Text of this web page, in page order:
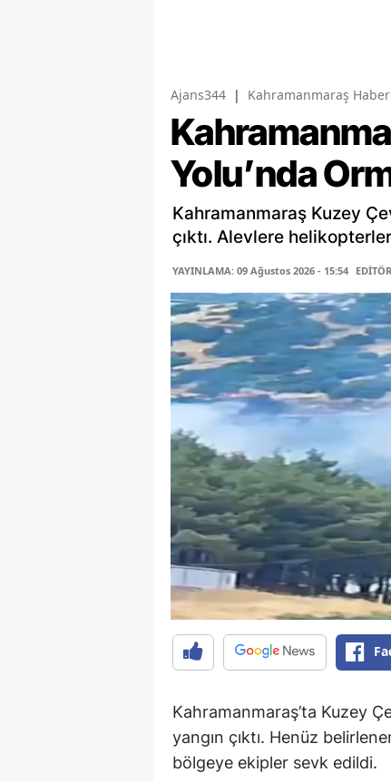
Ajans344 | Kahramanmaraş
Yolu’nda
Kahramanmaraş Kuzey
çıktı. Alevlere
YAYINLAMA: 09 Ağustos 2026 - 15:54
Kahramanmaraş’ta Kuzey
yangın çıktı. Henüz
bölgeye ekipler sevk edildi.